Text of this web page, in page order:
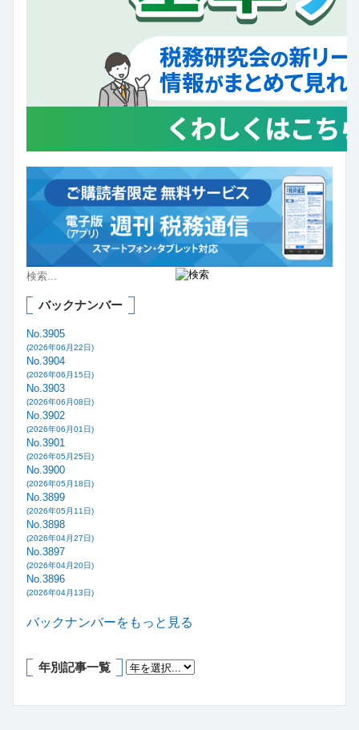
バックナンバー
No.3905
(2026年06月22日)
No.3904
(2026年06月15日)
No.3903
(2026年06月08日)
No.3902
(2026年06月01日)
No.3901
(2026年05月25日)
No.3900
(2026年05月18日)
No.3899
(2026年05月11日)
No.3898
(2026年04月27日)
No.3897
(2026年04月20日)
No.3896
(2026年04月13日)
バックナンバーをもっと見る
年別記事一覧